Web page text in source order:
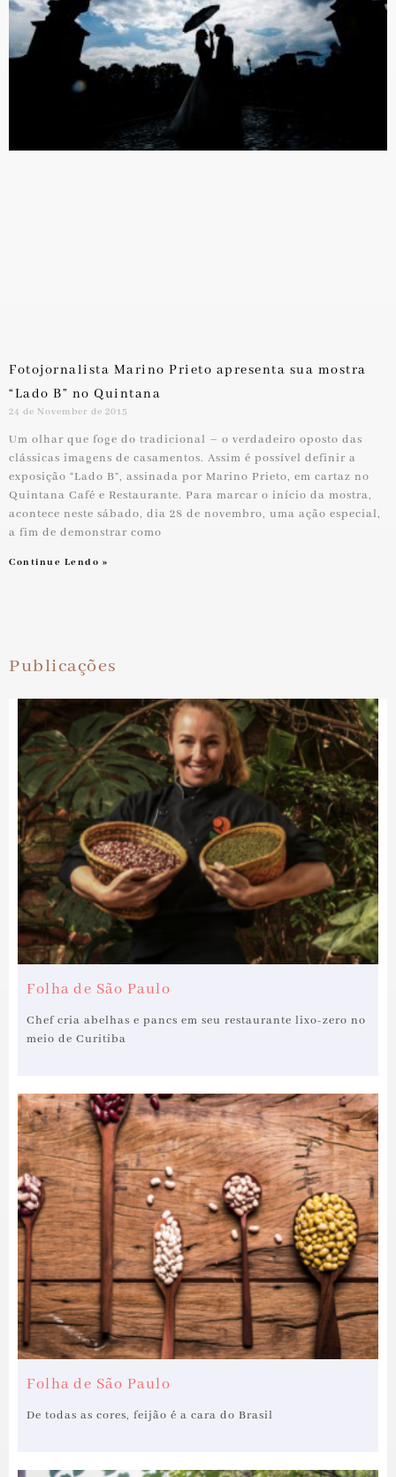
Fotojornalista Marino Prieto apresenta sua mostra
“Lado B” no Quintana
24 de November de 2015
Um olhar que foge do tradicional – o verdadeiro oposto das
clássicas imagens de casamentos. Assim é possível definir a
exposição “Lado B”, assinada por Marino Prieto, em cartaz no
Quintana Café e Restaurante. Para marcar o início da mostra,
acontece neste sábado, dia 28 de novembro, uma ação especial,
a fim de demonstrar como
Continue Lendo »
Publicações
Folha de São Paulo
Chef cria abelhas e pancs em seu restaurante lixo-zero no
meio de Curitiba
Folha de São Paulo
De todas as cores, feijão é a cara do Brasil